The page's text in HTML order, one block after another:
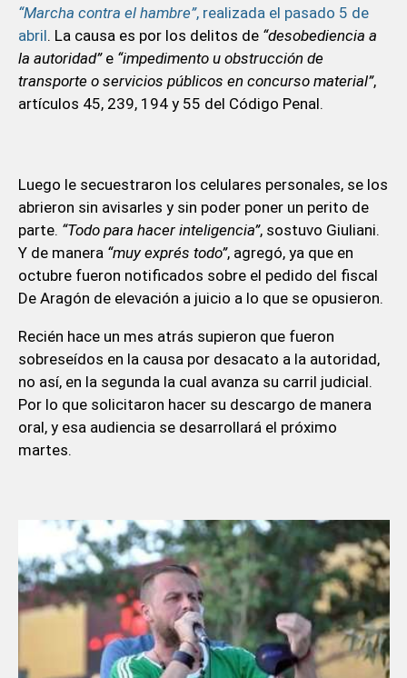
“Marcha contra el hambre”, realizada el pasado 5 de
abril. La causa es por los delitos de “desobediencia a
la autoridad”e “impedimento u obstrucción de
transporte o servicios públicos en concurso material”,
artículos 45, 239, 194 y 55 del Código Penal.
Luego le secuestraron los celulares personales, se los
abrieron sin avisarles y sin poder poner un perito de
parte. “Todo para hacer inteligencia”, sostuvo Giuliani.
Y de manera “muy exprés todo”, agregó, ya que en
octubre fueron notificados sobre el pedido del fiscal
De Aragón de elevación a juicio a lo que se opusieron.
Recién hace un mes atrás supieron que fueron
sobreseídos en la causa por desacato a la autoridad,
no así, en la segunda la cual avanza su carril judicial.
Por lo que solicitaron hacer su descargo de manera
oral, y esa audiencia se desarrollará el próximo
martes.